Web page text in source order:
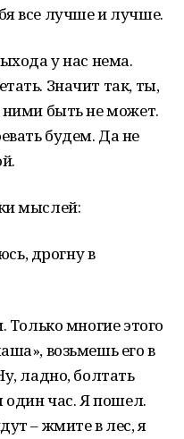
все лучше и лучше.
у нас нема.
Значит так, ты,
ними быть не может.
будем. Да не
мыслей:
дрогну в
Только многие этого
возьмешь его в
ладно, болтать
один час. Я пошел.
– жмите в лес, я